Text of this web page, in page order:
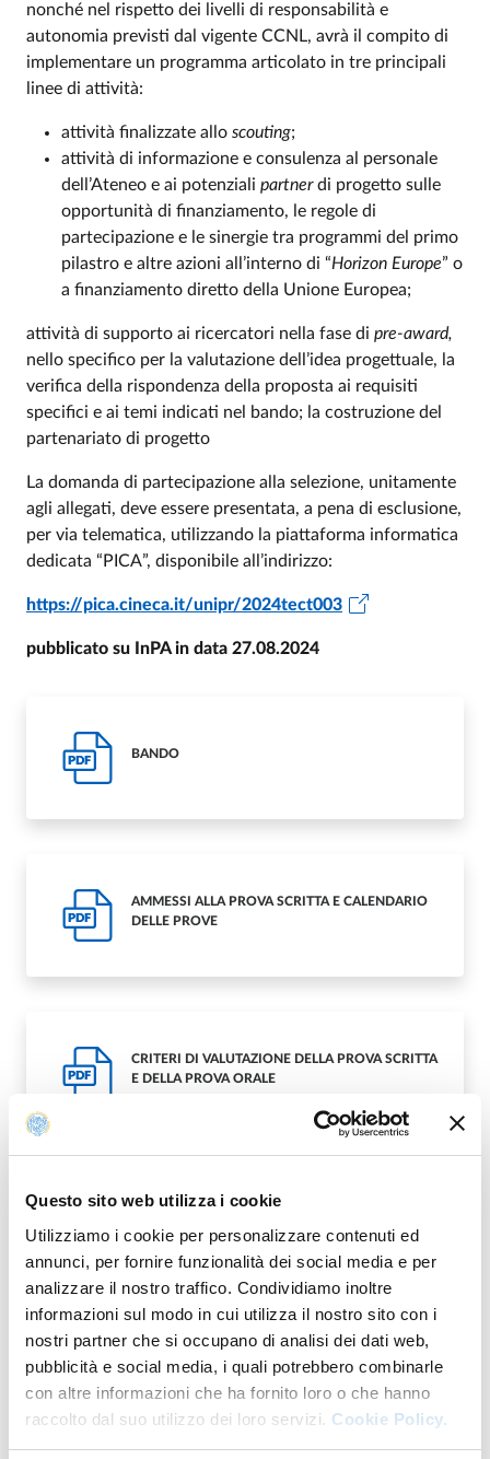
Questo sito web utilizza i cookie
Utilizziamo i cookie per personalizzare contenuti ed
annunci, per fornire funzionalità dei social media e per
analizzare il nostro traffico. Condividiamo inoltre
informazioni sul modo in cui utilizza il nostro sito con i
nostri partner che si occupano di analisi dei dati web,
pubblicità e social media, i quali potrebbero combinarle
con altre informazioni che ha fornito loro o che hanno
raccolto dal suo utilizzo dei loro servizi. Cookie Policy.
nonché nel rispetto dei livelli di responsabilità e
autonomia previsti dal vigente CCNL, avrà il compito di
implementare un programma articolato in tre principali
linee di attività:
attività finalizzate allo scouting;
attività di informazione e consulenza al personale
dell’Ateneo e ai potenziali partnerdi progetto sulle
opportunità di finanziamento, le regole di
partecipazione e le sinergie tra programmi del primo
pilastro e altre azioni all’interno di “Horizon Europe” o
a finanziamento diretto della Unione Europea;
attività di supporto ai ricercatori nella fase di pre-award,
nello specifico per la valutazione dell’idea progettuale, la
verifica della rispondenza della proposta ai requisiti
specifici e ai temi indicati nel bando; la costruzione del
partenariato di progetto
La domanda di partecipazione alla selezione, unitamente
agli allegati, deve essere presentata, a pena di esclusione,
per via telematica, utilizzando la piattaforma informatica
dedicata “PICA”, disponibile all’indirizzo:
https://pica.cineca.it/unipr/2024tect003
pubblicato su InPA in data 27.08.2024
PDF
BANDO
PDF
AMMESSI ALLA PROVA SCRITTA E CALENDARIO
DELLE PROVE
PDF
CRITERI DI VALUTAZIONE DELLA PROVA SCRITTA
E DELLA PROVA ORALE
PDF
DELLA PROVA
PDF